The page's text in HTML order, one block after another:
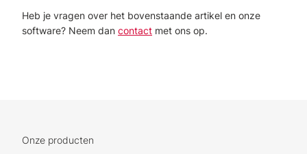
Heb je vragen over het bovenstaande artikel en onze
software? Neem dan contact met ons op.
Onze producten